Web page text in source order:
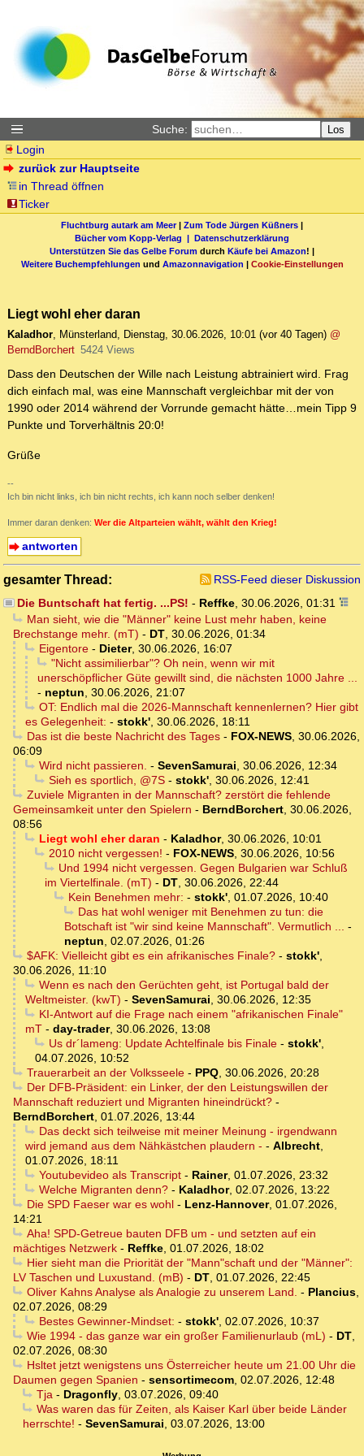
Suche: Los
Login
zurück zur Hauptseite
in Thread öffnen
Ticker
Fluchtburg autark am Meer| Zum Tode Jürgen Küßners |
Bücher vom Kopp-Verlag | Datenschutzerklärung
Unterstützen Sie das Gelbe Forum durch Käufe bei Amazon! |
Weitere Buchempfehlungen und Amazonnavigation | Cookie-Einstellungen
Liegt wohl eher daran
Kaladhor, Münsterland, Dienstag, 30.06.2026, 10:01 (vor 40 Tagen) @
BerndBorchert 5424 Views
Dass den Deutschen der Wille nach Leistung abtrainiert wird. Frag
dich einfach mal, was eine Mannschaft vergleichbar mit der von
1990 oder 2014 während der Vorrunde gemacht hätte…mein Tipp 9
Punkte und Torverhältnis 20:0!
Grüße
--
Ich bin nicht links, ich bin nicht rechts, ich kann noch selber denken!
Immer daran denken: Wer die Altparteien wählt, wählt den Krieg!
antworten
gesamter Thread:
RSS-Feed dieser Diskussion
Die Buntschaft hat fertig. ...PS! - Reffke, 30.06.2026, 01:31
Man sieht, wie die "Männer" keine Lust mehr haben, keine
Brechstange mehr. (mT) - DT, 30.06.2026, 01:34
Eigentore- Dieter, 30.06.2026, 16:07
"Nicht assimilierbar"? Oh nein, wenn wir mit
unerschöpflicher Güte gewillt sind, die nächsten 1000 Jahre ...
- neptun, 30.06.2026, 21:07
OT: Endlich mal die 2026-Mannschaft kennenlernen? Hier gibt
es Gelegenheit: - stokk', 30.06.2026, 18:11
Das ist die beste Nachricht des Tages- FOX-NEWS, 30.06.2026,
06:09
Wird nicht passieren. - SevenSamurai, 30.06.2026, 12:34
Sieh es sportlich, @7S- stokk', 30.06.2026, 12:41
Zuviele Migranten in der Mannschaft? zerstört die fehlende
Gemeinsamkeit unter den Spielern - BerndBorchert, 30.06.2026,
08:56
Liegt wohl eher daran - Kaladhor, 30.06.2026, 10:01
2010 nicht vergessen! - FOX-NEWS, 30.06.2026, 10:56
Und 1994 nicht vergessen. Gegen Bulgarien war Schluß
im Viertelfinale. (mT) - DT, 30.06.2026, 22:44
Kein Benehmen mehr: - stokk', 01.07.2026, 10:40
Das hat wohl weniger mit Benehmen zu tun: die
Botschaft ist "wir sind keine Mannschaft". Vermutlich ... -
neptun, 02.07.2026, 01:26
$AFK: Vielleicht gibt es ein afrikanisches Finale?- stokk',
30.06.2026, 11:10
Wenn es nach den Gerüchten geht, ist Portugal bald der
Weltmeister. (kwT) - SevenSamurai, 30.06.2026, 12:35
KI-Antwort auf die Frage nach einem "afrikanischen Finale"
mT - day-trader, 30.06.2026, 13:08
Us dr´lameng: Update Achtelfinale bis Finale- stokk',
04.07.2026, 10:52
Trauerarbeit an der Volksseele- PPQ, 30.06.2026, 20:28
Der DFB-Präsident: ein Linker, der den Leistungswillen der
Mannschaft reduziert und Migranten hineindrückt? -
BerndBorchert, 01.07.2026, 13:44
Das deckt sich teilweise mit meiner Meinung - irgendwann
wird jemand aus dem Nähkästchen plaudern - - Albrecht,
01.07.2026, 18:11
Youtubevideo als Transcript- Rainer, 01.07.2026, 23:32
Welche Migranten denn?- Kaladhor, 02.07.2026, 13:22
Die SPD Faeser war es wohl- Lenz-Hannover, 01.07.2026,
14:21
Aha! SPD-Getreue bauten DFB um - und setzten auf ein
mächtiges Netzwerk - Reffke, 01.07.2026, 18:02
Hier sieht man die Priorität der "Mann"schaft und der "Männer":
LV Taschen und Luxustand. (mB) - DT, 01.07.2026, 22:45
Oliver Kahns Analyse als Analogie zu unserem Land. - Plancius,
02.07.2026, 08:29
Bestes Gewinner-Mindset: - stokk', 02.07.2026, 10:37
Wie 1994 - das ganze war ein großer Familienurlaub (mL) - DT,
02.07.2026, 08:30
Hsltet jetzt wenigstens uns Österreicher heute um 21.00 Uhr die
Daumen gegen Spanien - sensortimecom, 02.07.2026, 12:48
Tja- Dragonfly, 03.07.2026, 09:40
Was waren das für Zeiten, als Kaiser Karl über beide Länder
herrschte! - SevenSamurai, 03.07.2026, 13:00